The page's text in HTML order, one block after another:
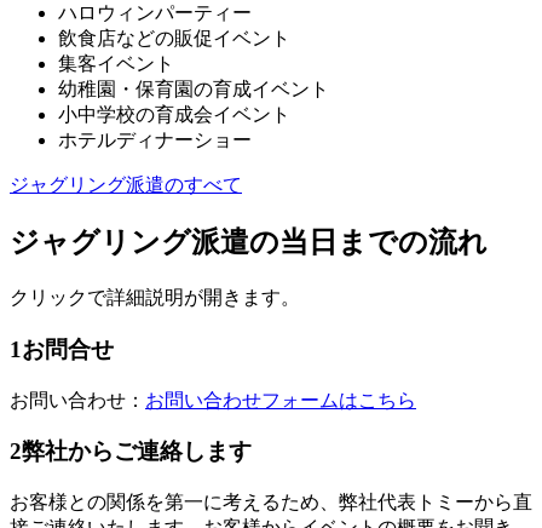
ハロウィンパーティー
飲食店などの販促イベント
集客イベント
幼稚園・保育園の育成イベント
小中学校の育成会イベント
ホテルディナーショー
ジャグリング派遣のすべて
ジャグリング派遣の当日までの流れ
クリックで詳細説明が開きます。
1お問合せ
お問い合わせ： お問い合わせフォームはこちら
2弊社からご連絡します
お客様との関係を第一に考えるため、弊社代表トミーから直